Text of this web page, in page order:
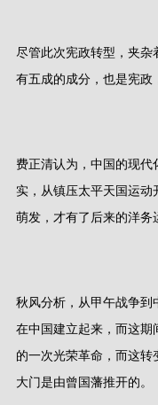
尽管此次宪政转型，夹杂
有五成的成分，也是宪政
费正清认为，中国的现
实，从镇压太平天国运
萌发，才有了后来的洋务
秋风分析，从甲午战争到
在中国建立起来，而这期
的一次光荣革命，而这
大门是由曾国藩推开的。